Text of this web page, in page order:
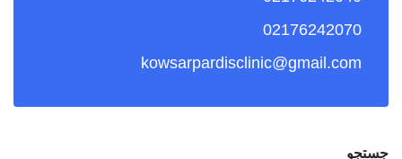
02176242070
kowsarpardisclinic@gmail.com
جستجو